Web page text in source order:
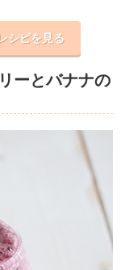
シピを見る
ーとバナナの